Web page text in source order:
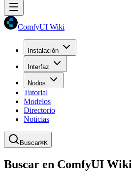
ComfyUI Wiki
Instalación
Interfaz
Nodos
Tutorial
Modelos
Directorio
Noticias
Buscar⌘K
Buscar en ComfyUI Wiki